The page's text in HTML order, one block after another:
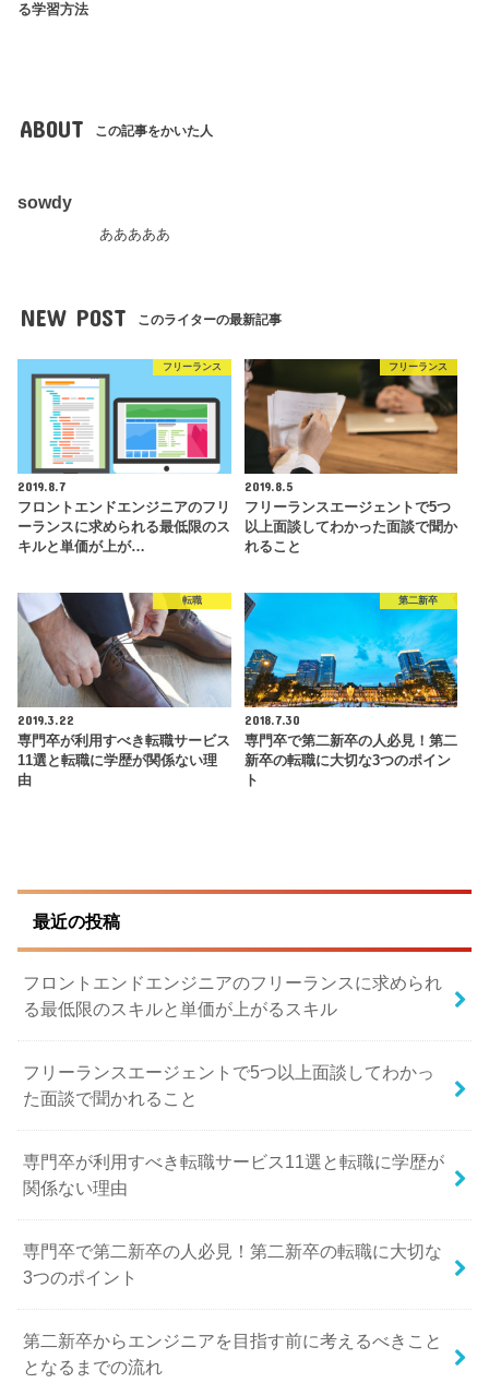
る学習方法
ABOUT この記事をかいた人
sowdy
あああああ
NEW POST このライターの最新記事
フリーランス
2019.8.7
フロントエンドエンジニアのフリ
ーランスに求められる最低限のス
キルと単価が上が…
フリーランス
2019.8.5
フリーランスエージェントで5つ
以上面談してわかった面談で聞か
れること
転職
2019.3.22
専門卒が利用すべき転職サービス
11選と転職に学歴が関係ない理
由
第二新卒
2018.7.30
専門卒で第二新卒の人必見！第二
新卒の転職に大切な3つのポイン
ト
最近の投稿
フロントエンドエンジニアのフリーランスに求められ
る最低限のスキルと単価が上がるスキル
フリーランスエージェントで5つ以上面談してわかっ
た面談で聞かれること
専門卒が利用すべき転職サービス11選と転職に学歴が
関係ない理由
専門卒で第二新卒の人必見！第二新卒の転職に大切な
3つのポイント
第二新卒からエンジニアを目指す前に考えるべきこと
となるまでの流れ